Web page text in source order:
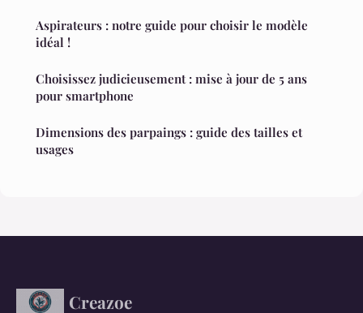
Aspirateurs : notre guide pour choisir le modèle
idéal !
Choisissez judicieusement : mise à jour de 5 ans
pour smartphone
Dimensions des parpaings : guide des tailles et
usages
Creazoe